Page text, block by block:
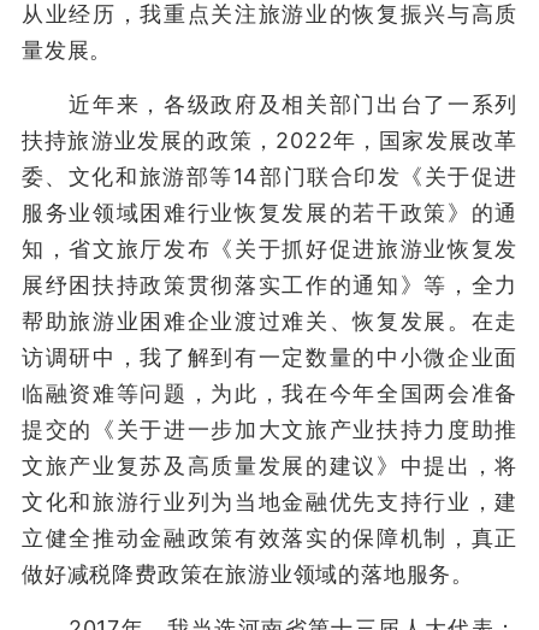
从业经历，我重点关注旅游业的恢复振兴与高质
量发展。
近年来，各级政府及相关部门出台了一系列
扶持旅游业发展的政策，2022年，国家发展改革
委、文化和旅游部等14部门联合印发《关于促进
服务业领域困难行业恢复发展的若干政策》的通
知，省文旅厅发布《关于抓好促进旅游业恢复发
展纾困扶持政策贯彻落实工作的通知》等，全力
帮助旅游业困难企业渡过难关、恢复发展。在走
访调研中，我了解到有一定数量的中小微企业面
临融资难等问题，为此，我在今年全国两会准备
提交的《关于进一步加大文旅产业扶持力度助推
文旅产业复苏及高质量发展的建议》中提出，将
文化和旅游行业列为当地金融优先支持行业，建
立健全推动金融政策有效落实的保障机制，真正
做好减税降费政策在旅游业领域的落地服务。